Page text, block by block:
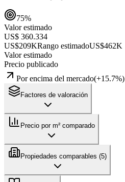
75%
Valor estimado
US$ 360.334
US$209KRango estimadoUS$462K
Valor estimado
Precio publicado
Por encima del mercado(+15.7%)
Factores de valoración
Precio por m² comparado
Propiedades comparables (5)